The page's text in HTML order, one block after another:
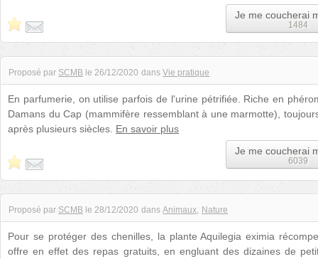
Je me coucherai
1484
Proposé par SCMB le 26/12/2020 dans Vie pratique
En parfumerie, on utilise parfois de l'urine pétrifiée. Riche en
Damans du Cap (mammifère ressemblant à une marmotte),
après plusieurs siècles. En savoir plus
Je me coucherai
6039
Proposé par SCMB le 28/12/2020 dans Animaux Nature
Pour se protéger des chenilles, la plante Aquilegia eximia
offre en effet des repas gratuits, en engluant des dizaines de